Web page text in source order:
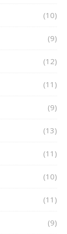
(10)
(9)
(12)
(11)
(9)
(13)
(11)
(10)
(11)
(9)